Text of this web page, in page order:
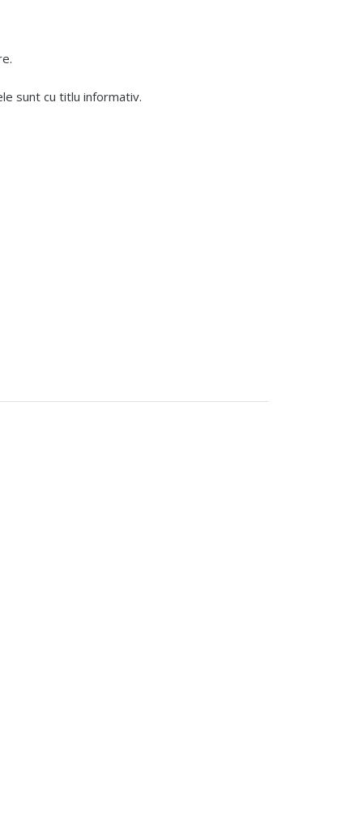
sunt cu titlu informativ.